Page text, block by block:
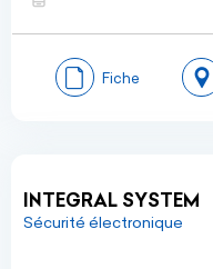
Fiche
INTEGRAL SYSTEM
Sécurité électronique